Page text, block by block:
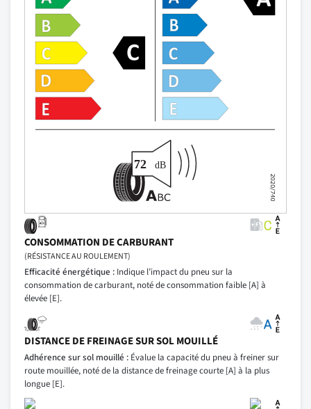
CONSOMMATION DE CARBURANT
(RÉSISTANCE AU ROULEMENT)
Efficacité énergétique : Indique l’impact du pneu sur la
consommation de carburant, noté de consommation faible [A] à
élevée [E].
DISTANCE DE FREINAGE SUR SOL MOUILLÉ
Adhérence sur sol mouillé : Évalue la capacité du pneu à freiner sur
route mouillée, noté de la distance de freinage courte [A] à la plus
longue [E].